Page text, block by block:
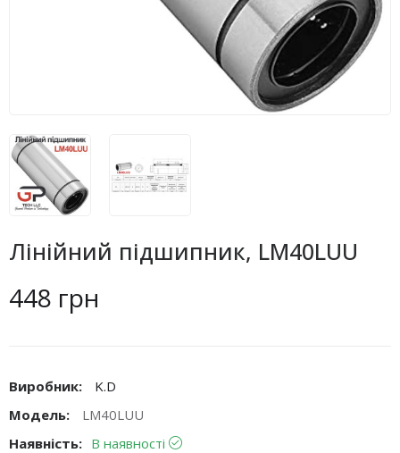
Лінійний підшипник, LM40LUU
448 грн
Виробник:
K.D
Модель:
LM40LUU
Наявність: В наявності